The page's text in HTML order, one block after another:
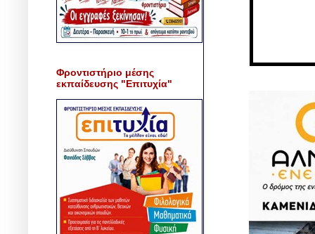
Φροντιστήριο μέσης
εκπαίδευσης "Επιτυχία"